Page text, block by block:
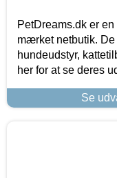
PetDreams.dk er
mærket netbutik.
hundeudstyr,
her for at se deres
Se